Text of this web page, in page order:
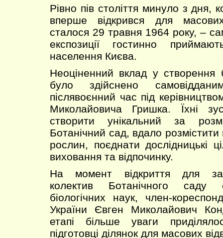
Рівно пів століття минуло з дня,
вперше відкрився для
сталося 29 травня 1964 року, –
експозиції гостинно
населення Києва.
Неоціненний вклад у створення
було здійснено
післявоєнний час під
Миколайовича Гришка. Їхні
створити унікальний за
Ботанічний сад, вдало розмістити
рослин, поєднати дослідницькі
виховання та відпочинку.
На момент відкриття для
колектив Ботанічного саду
біологічних наук, член-
України Євген Миколайович
етапі більше уваги
підготовці ділянок для масових